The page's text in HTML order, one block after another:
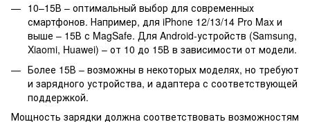
10–15В – оптимальный выбор для современных
смартфонов. Например, для iPhone 12/13/14 Pro Max и
выше – 15В с MagSafe. Для Android-устройств (Samsung,
Xiaomi, Huawei) – от 10 до 15В в зависимости от модели.
Более 15В – возможны в некоторых моделях, но требуют
и зарядного устройства, и адаптера с соответствующей
поддержкой.
Мощность зарядки должна соответствовать возможностям